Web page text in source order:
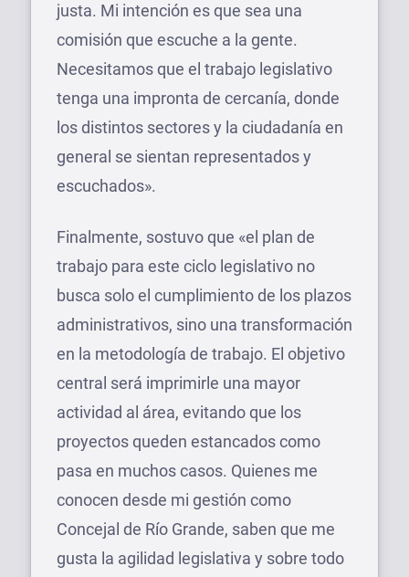
justa. Mi intención es que sea una
comisión que escuche a la gente.
Necesitamos que el trabajo legislativo
tenga una impronta de cercanía, donde
los distintos sectores y la ciudadanía en
general se sientan representados y
escuchados».
Finalmente, sostuvo que «el plan de
trabajo para este ciclo legislativo no
busca solo el cumplimiento de los plazos
administrativos, sino una transformación
en la metodología de trabajo. El objetivo
central será imprimirle una mayor
actividad al área, evitando que los
proyectos queden estancados como
pasa en muchos casos. Quienes me
conocen desde mi gestión como
Concejal de Río Grande, saben que me
gusta la agilidad legislativa y sobre todo